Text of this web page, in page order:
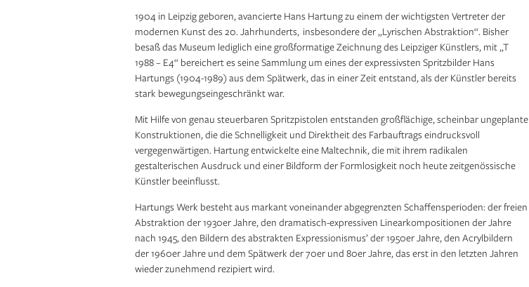
1904 in Leipzig geboren, avancierte Hans Hartung zu einem der wichtigsten Vertreter der
modernen Kunst des 20. Jahrhunderts, insbesondere der „Lyrischen Abstraktion“. Bisher
besaß das Museum lediglich eine großformatige Zeichnung des Leipziger Künstlers, mit „T
1988 – E4“ bereichert es seine Sammlung um eines der expressivsten Spritzbilder Hans
Hartungs (1904-1989) aus dem Spätwerk, das in einer Zeit entstand, als der Künstler bereits
stark bewegungseingeschränkt war.
Mit Hilfe von genau steuerbaren Spritzpistolen entstanden großflächige, scheinbar ungeplante
Konstruktionen, die die Schnelligkeit und Direktheit des Farbauftrags eindrucksvoll
vergegenwärtigen. Hartung entwickelte eine Maltechnik, die mit ihrem radikalen
gestalterischen Ausdruck und einer Bildform der Formlosigkeit noch heute zeitgenössische
Künstler beeinflusst.
Hartungs Werk besteht aus markant voneinander abgegrenzten Schaffensperioden: der freien
Abstraktion der 1930er Jahre, den dramatisch-expressiven Linear­kompositionen der Jahre
nach 1945, den Bildern des abstrakten Expressionismus’ der 1950er Jahre, den Acrylbildern
der 1960er Jahre und dem Spätwerk der 70er und 80er Jahre, das erst in den letzten Jahren
wieder zunehmend rezipiert wird.